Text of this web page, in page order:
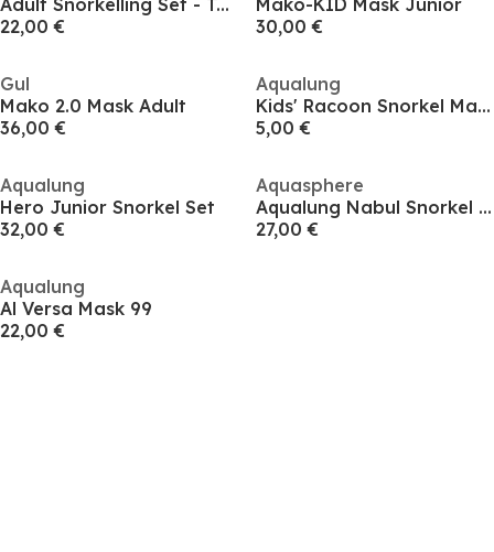
Adult Snorkelling Set - Tempered Glass Diving Mask & Splash-Proof Snorkel
22,00 €
Mako-KID Mask Junior
30,00 €
Gul
Mako 2.0 Mask Adult
36,00 €
Aqualung
Kids' Racoon Snorkel Mask
5,00 €
Aqualung
Hero Junior Snorkel Set
32,00 €
Aquasphere
Aqualung Nabul Snorkel Set
27,00 €
Aqualung
Al Versa Mask 99
22,00 €